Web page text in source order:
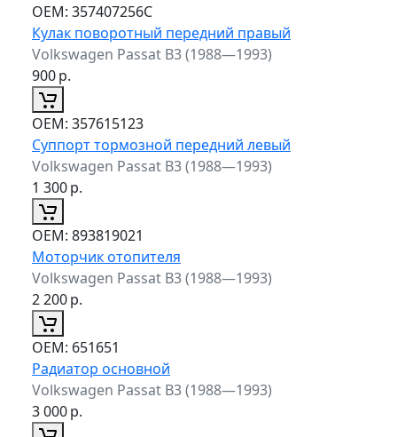
ОЕМ: 357407256C
Кулак поворотный передний правый
Volkswagen Passat B3 (1988—1993)
900р.
ОЕМ: 357615123
Суппорт тормозной передний левый
Volkswagen Passat B3 (1988—1993)
1 300р.
ОЕМ: 893819021
Моторчик отопителя
Volkswagen Passat B3 (1988—1993)
2 200р.
ОЕМ: 651651
Радиатор основной
Volkswagen Passat B3 (1988—1993)
3 000р.